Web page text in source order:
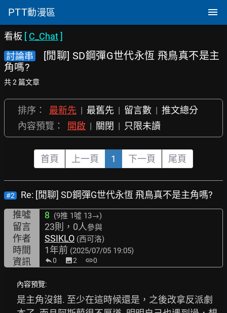
PTT動漫區
看板 [ C_Chat]
討論串
[閒聊] SD鋼彈G世代永恆 飛鳥真不是主
角嗎?
共 2 篇文章
排序： 最新先 | 最舊先 | 留言數 | 推文總分
內容預覽：
開啟 | 關閉 | 只限未讀
首頁 上一頁 1 下一頁 尾頁
#2
Re: [閒聊] SD鋼彈G世代永恆 飛鳥真不是主角嗎?
推噓
8 (9推 1噓 13→)
留言 23則，0人參與
作者 SSIKLO (西可洛)
時間 1年前 (2025/07/05 19:05)
資訊 0 image2 link0
內容預覽:
是主角沒錯. 至少在這時候還是，之後改拿反派劇